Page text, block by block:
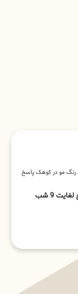
رنگ مو در کوهک پاسخ
کارشناسان ما بصورت تلفنی در ساعات 8 صبح لغایت 9 شب